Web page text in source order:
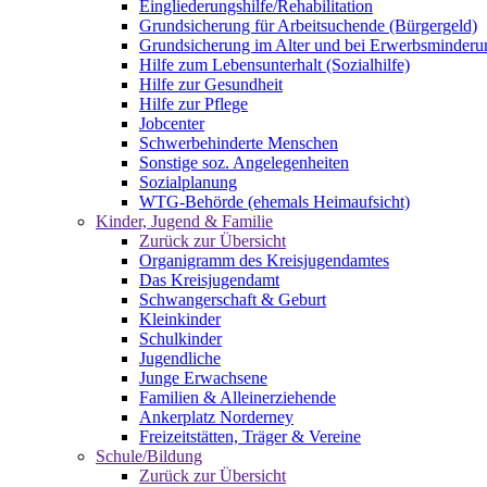
Eingliederungshilfe/Rehabilitation
Grundsicherung für Arbeitsuchende (Bürgergeld)
Grundsicherung im Alter und bei
Hilfe zum Lebensunterhalt (Sozialhilfe)
Hilfe zur Gesundheit
Hilfe zur Pflege
Jobcenter
Schwerbehinderte Menschen
Sonstige soz. Angelegenheiten
Sozialplanung
WTG-Behörde (ehemals Heimaufsicht)
Kinder, Jugend & Familie
Zurück zur Übersicht
Organigramm des Kreisjugendamtes
Das Kreisjugendamt
Schwangerschaft & Geburt
Kleinkinder
Schulkinder
Jugendliche
Junge Erwachsene
Familien & Alleinerziehende
Ankerplatz Norderney
Freizeitstätten, Träger & Vereine
Schule/Bildung
Zurück zur Übersicht